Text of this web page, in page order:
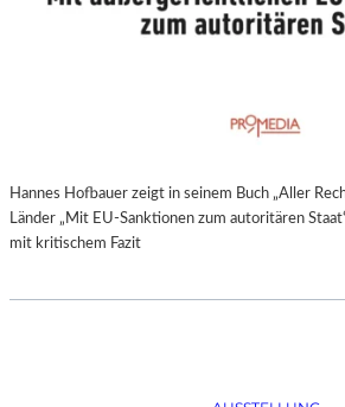
Hannes Hofbauer zeigt in seinem Buch „Aller
Länder „Mit EU-Sanktionen zum autoritären
mit kritischem Fazit